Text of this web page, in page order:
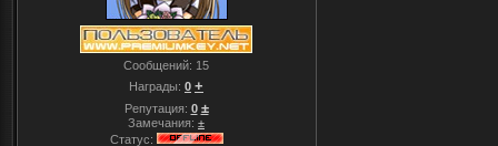
Сообщений: 15
Награды: 0 +
Репутация: 0 ±
Замечания: ±
Статус: